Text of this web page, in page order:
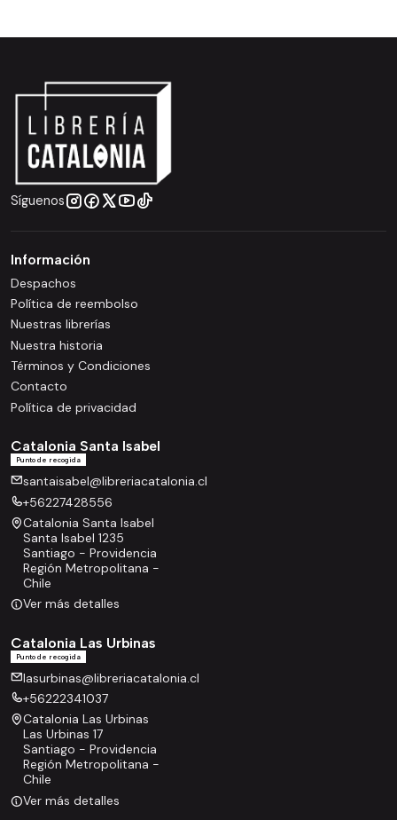
Síguenos
Información
Despachos
Política de reembolso
Nuestras librerías
Nuestra historia
Términos y Condiciones
Contacto
Política de privacidad
Catalonia Santa Isabel
Punto de recogida
santaisabel@libreriacatalonia.cl
+56227428556
Catalonia Santa Isabel
Santa Isabel 1235
Santiago - Providencia
Región Metropolitana -
Chile
Ver más detalles
Catalonia Las Urbinas
Punto de recogida
lasurbinas@libreriacatalonia.cl
+56222341037
Catalonia Las Urbinas
Las Urbinas 17
Santiago - Providencia
Región Metropolitana -
Chile
Ver más detalles